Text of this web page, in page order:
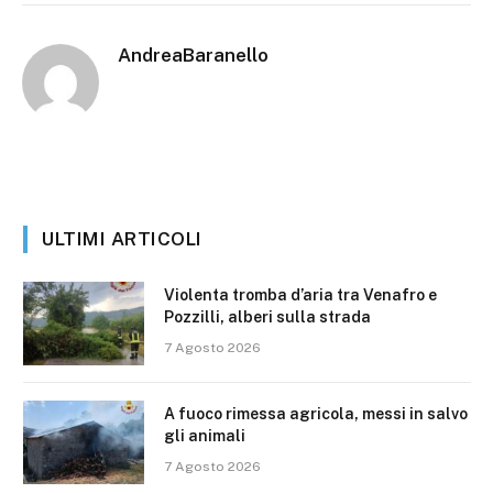
AndreaBaranello
ULTIMI ARTICOLI
Violenta tromba d’aria tra Venafro e
Pozzilli, alberi sulla strada
7 Agosto 2026
A fuoco rimessa agricola, messi in salvo
gli animali
7 Agosto 2026